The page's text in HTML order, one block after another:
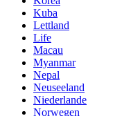
Kuba
Lettland
Life
Macau
Myanmar
Nepal
Neuseeland
Niederlande
Norwegen